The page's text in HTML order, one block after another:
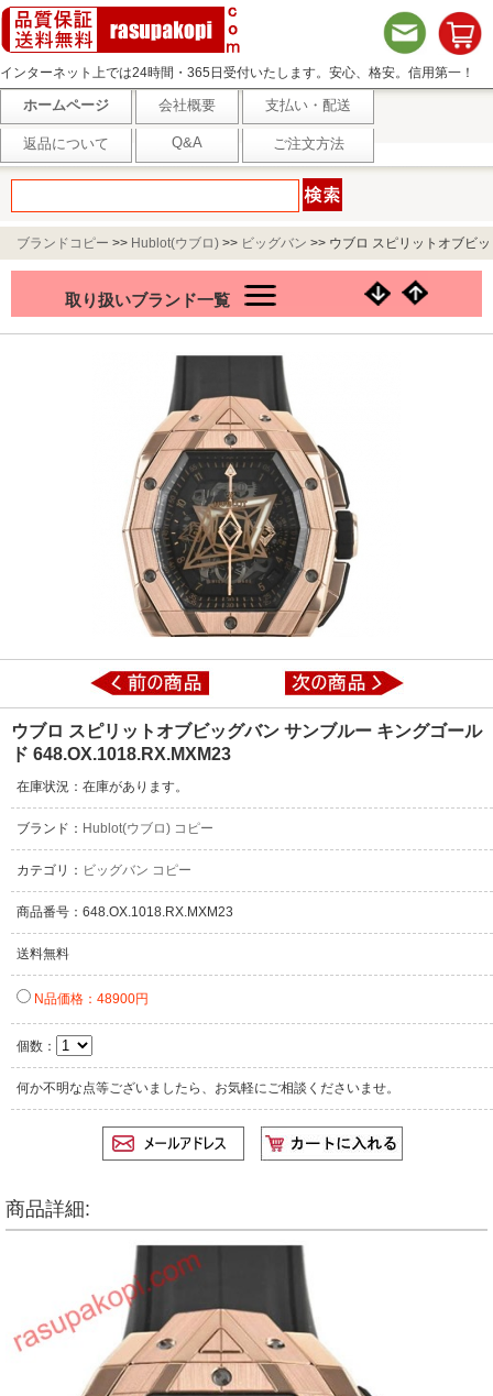
インターネット上では24時間・365日受付いたします。安心、格安。信用第一！
ホームページ 会社概要 支払い・配送
返品について Q&A ご注文方法
ブランドコピー >> Hublot(ウブロ) >> ビッグバン >> ウブロ スピリットオブビッ
取り扱いブランド一覧
ウブロ スピリットオブビッグバン サンブルー キングゴール
ド 648.OX.1018.RX.MXM23
在庫状況：在庫があります。
ブランド： Hublot(ウブロ) コピー
カテゴリ： ビッグバン コピー
商品番号：648.OX.1018.RX.MXM23
送料無料
N品価格：48900円
個数：
何か不明な点等ございましたら、お気軽にご相談くださいませ。
商品詳細: